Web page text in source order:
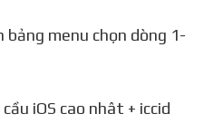
bảng menu chọn dòng 1-
iOS cao nhât + iccid